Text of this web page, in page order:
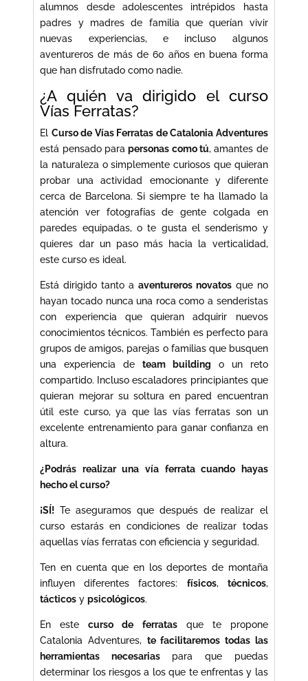
alumnos desde adolescentes intrépidos hasta
padres y madres de familia que querían vivir
nuevas experiencias, e incluso algunos
aventureros de más de 60 años en buena forma
que han disfrutado como nadie.
¿A quién va dirigido el curso
Vías Ferratas?
El Curso de Vías Ferratas de Catalonia Adventures
está pensado parapersonas como tú, amantes de
la naturaleza o simplemente curiosos que quieran
probar una actividad emocionante y diferente
cerca de Barcelona. Si siempre te ha llamado la
atención ver fotografías de gente colgada en
paredes equipadas, o te gusta el senderismo y
quieres dar un paso más hacia la verticalidad,
este curso es ideal.
Está dirigido tanto a aventureros novatosque no
hayan tocado nunca una roca como a senderistas
con experiencia que quieran adquirir nuevos
conocimientos técnicos. También es perfecto para
grupos de amigos, parejas o familias que busquen
una experiencia deteam building o un reto
compartido. Incluso escaladores principiantes que
quieran mejorar su soltura en pared encuentran
útil este curso, ya que las vías ferratas son un
excelente entrenamiento para ganar confianza en
altura.
¿Podrás realizar una vía ferrata cuando hayas
hecho el curso?
¡SÍ! Te aseguramos que después de realizar el
curso estarás en condiciones de realizar todas
aquellas vías ferratas con eficiencia y seguridad.
Ten en cuenta que en los deportes de montaña
influyen diferentes factores: físicos, técnicos,
tácticos ypsicológicos.
En estecurso de ferratasque te propone
Catalonia Adventures, te facilitaremos todas las
herramientas necesariaspara que puedas
determinar los riesgos a los que te enfrentas y las